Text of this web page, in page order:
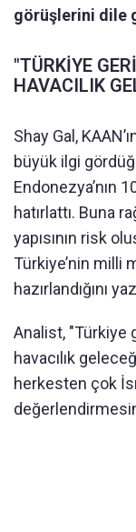
görüşlerini dile
"TÜRKİYE
HAVACILIK
Shay Gal,
büyük ilgi
Endonezya’nın
hatırlattı. Buna
yapısının risk
Türkiye’nin milli
hazırlandığını
Analist, "Türkiye
havacılık
herkesten çok